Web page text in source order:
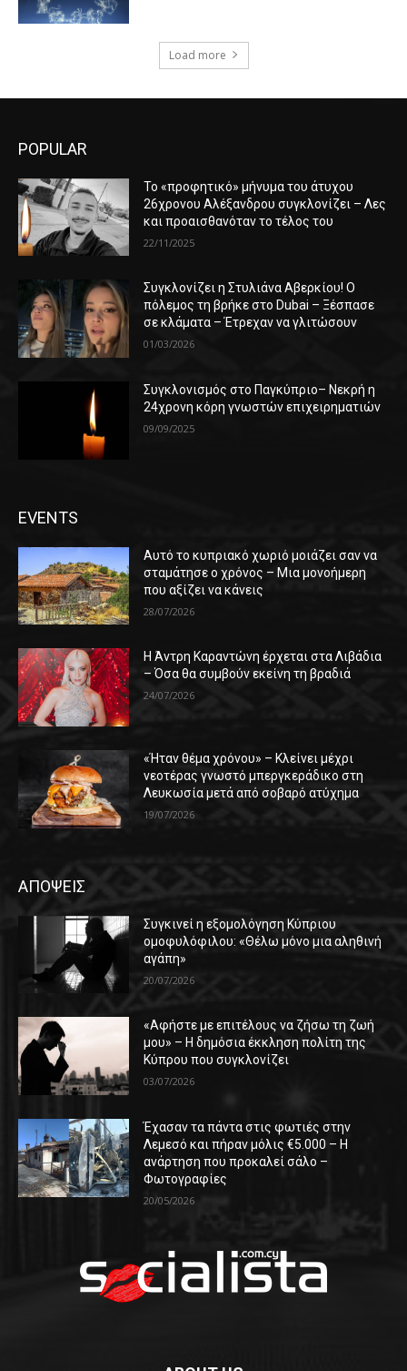
Load more
POPULAR
Το «προφητικό» μήνυμα του άτυχου
26χρονου Αλέξανδρου συγκλονίζει – Λες
και προαισθανόταν το τέλος του
22/11/2025
Συγκλονίζει η Στυλιάνα Αβερκίου! Ο
πόλεμος τη βρήκε στο Dubai – Ξέσπασε
σε κλάματα – Έτρεχαν να γλιτώσουν
01/03/2026
Συγκλονισμός στο Παγκύπριο– Νεκρή η
24χρονη κόρη γνωστών επιχειρηματιών
09/09/2025
EVENTS
Αυτό το κυπριακό χωριό μοιάζει σαν να
σταμάτησε ο χρόνος – Μια μονοήμερη
που αξίζει να κάνεις
28/07/2026
Η Άντρη Καραντώνη έρχεται στα Λιβάδια
– Όσα θα συμβούν εκείνη τη βραδιά
24/07/2026
«Ήταν θέμα χρόνου» – Κλείνει μέχρι
νεοτέρας γνωστό μπεργκεράδικο στη
Λευκωσία μετά από σοβαρό ατύχημα
19/07/2026
ΑΠΟΨΕΙΣ
Συγκινεί η εξομολόγηση Κύπριου
ομοφυλόφιλου: «Θέλω μόνο μια αληθινή
αγάπη»
20/07/2026
«Αφήστε με επιτέλους να ζήσω τη ζωή
μου» – Η δημόσια έκκληση πολίτη της
Κύπρου που συγκλονίζει
03/07/2026
Έχασαν τα πάντα στις φωτιές στην
Λεμεσό και πήραν μόλις €5.000 – Η
ανάρτηση που προκαλεί σάλο –
Φωτογραφίες
20/05/2026